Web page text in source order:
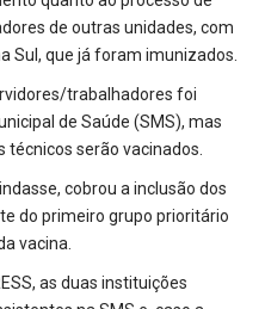
de outras unidades, com
Sul, que já foram imunizados.
trabalhadores foi
de Saúde (SMS), mas
serão vacinados.
cobrou a inclusão dos
do primeiro grupo prioritário
vacina.
as duas instituições